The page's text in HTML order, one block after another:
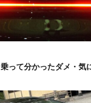
って分かったダメ・気